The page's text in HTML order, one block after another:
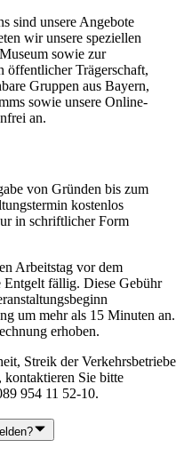
sind unsere Angebote
wir unsere speziellen
sowie zur
öffentlicher Trägerschaft,
Gruppen aus Bayern,
sowie unsere Online-
an.
von Gründen bis zum
kostenlos
in schriftlicher Form
Arbeitstag vor dem
Entgelt fällig. Diese Gebühr
um mehr als 15 Minuten an.
erhoben.
Streik der Verkehrsbetriebe
kontaktieren Sie bitte
954 11 52-10.